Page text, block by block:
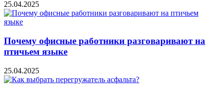
25.04.2025
Почему офисные работники разговаривают на
птичьем языке
25.04.2025